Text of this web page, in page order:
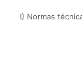
I) Normas